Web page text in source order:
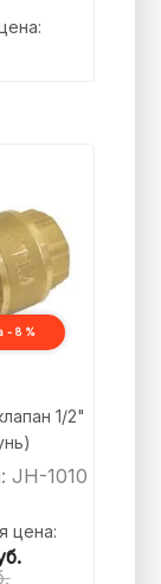
- 8 %
1/2"
JH-1010
цена: